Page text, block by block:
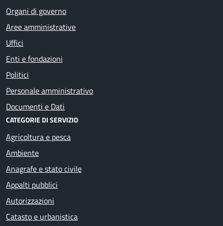
Organi di governo
Aree amministrative
Uffici
Enti e fondazioni
Politici
Personale amministrativo
Documenti e Dati
CATEGORIE DI SERVIZIO
Agricoltura e pesca
Ambiente
Anagrafe e stato civile
Appalti pubblici
Autorizzazioni
Catasto e urbanistica